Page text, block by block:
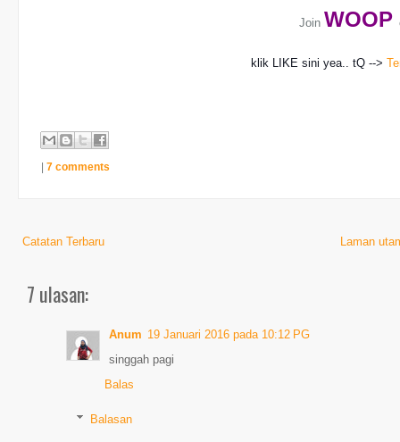
Join WOOP
klik LIKE sini yea.. tQ -->
7 comments
Catatan Terbaru Laman
7 ulasan:
Anum 19 Januari 2016 pada 10:12 PG
singgah pagi
Balas
Balasan